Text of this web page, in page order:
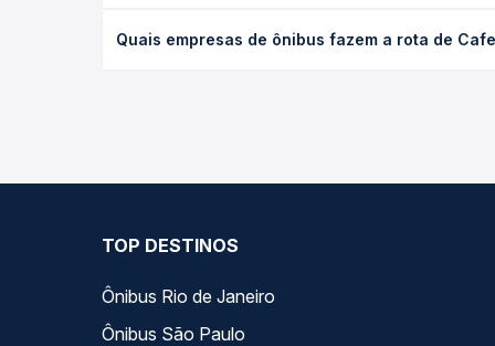
antecedência da compra. Na Quero Passagem
Quais empresas de ônibus fazem a rota de
TOP DESTINOS
Ônibus Rio de Janeiro
Ônibus São Paulo